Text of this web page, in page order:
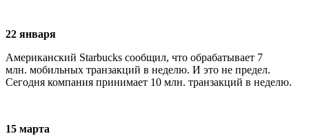
22 января
Американский Starbucks сообщил, что обрабатывает 7
млн. мобильных транзакций в неделю. И это не предел.
Сегодня компания принимает 10 млн. транзакций в неделю.
15 марта